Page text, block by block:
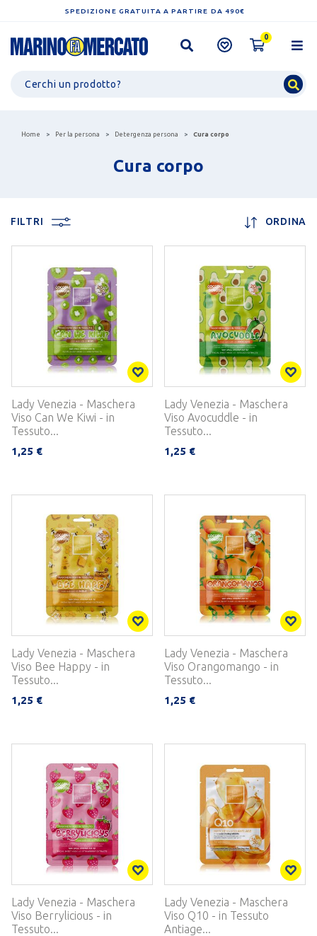
SPEDIZIONE GRATUITA A PARTIRE DA 490€
0
Home Per la persona Detergenza persona Cura corpo
Cura corpo
FILTRI ORDINA
Lady Venezia - Maschera
Viso Can We Kiwi - in
Tessuto...
1,25 €
Lady Venezia - Maschera
Viso Avocuddle - in
Tessuto...
1,25 €
Lady Venezia - Maschera
Viso Bee Happy - in
Tessuto...
1,25 €
Lady Venezia - Maschera
Viso Orangomango - in
Tessuto...
1,25 €
Lady Venezia - Maschera
Viso Berrylicious - in
Tessuto...
Lady Venezia - Maschera
Viso Q10 - in Tessuto
Antiage...